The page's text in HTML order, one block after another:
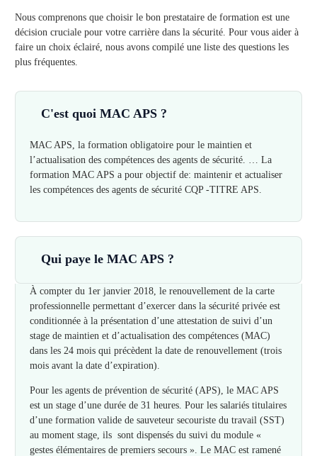
Nous comprenons que choisir le bon prestataire de formation est une
décision cruciale pour votre carrière dans la sécurité. Pour vous aider à
faire un choix éclairé, nous avons compilé une liste des questions les
plus fréquentes.
C'est quoi MAC APS ?
MAC APS, la formation obligatoire pour le maintien et
l’actualisation des compétences des agents de sécurité. … La
formation MAC APS a pour objectif de: maintenir et actualiser
les compétences des agents de sécurité CQP -TITRE APS.
Qui paye le MAC APS ?
À compter du 1er janvier 2018, le renouvellement de la carte
professionnelle permettant d’exercer dans la sécurité privée est
conditionnée à la présentation d’une attestation de suivi d’un
stage de maintien et d’actualisation des compétences (MAC)
dans les 24 mois qui précèdent la date de renouvellement (trois
mois avant la date d’expiration).
Pour les agents de prévention de sécurité (APS), le MAC APS
est un stage d’une durée de 31 heures. Pour les salariés titulaires
d’une formation valide de sauveteur secouriste du travail (SST)
au moment stage, ils sont dispensés du suivi du module «
gestes élémentaires de premiers secours ». Le MAC est ramené